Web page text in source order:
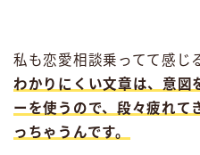
私も恋愛相談乗ってて感じ
わかりにくい文章は、意図
ーを使うので、段々疲れて
っちゃうんです。